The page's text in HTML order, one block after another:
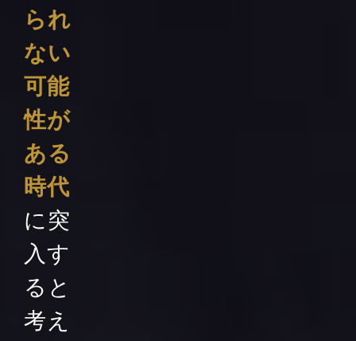
られ
ない
可能
性が
ある
時代
に突
入す
ると
考え